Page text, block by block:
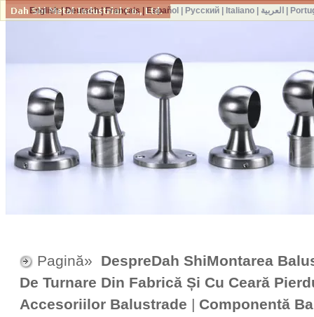
Pagină» DespreDah ShiMontarea
De Turnare Din Fabrică Și Cu Ceară
Accesoriilor Balustrade | Componentă
English|Deutsch|Français|Español Русский| Italiano| العربية